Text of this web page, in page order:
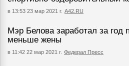
в 13:53 23 мар 2021 г. А42.RU
Мэр Белова заработал за год
меньше жены
в 11:42 22 мар 2021 г. Федерал Пресс